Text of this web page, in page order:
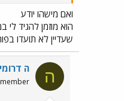
ואם מישהו יודע
הוא מוזמן להגיד לי
שעדיין לא תועדו
ה ה דרומי